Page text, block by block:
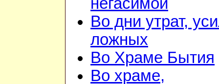
негасимой
Во дни утрат,
ложных
Во Храме Бытия
Во храме,